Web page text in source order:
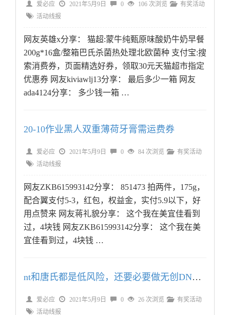
爱必应 2021年5月9日 0 106 次浏览
有奖活动
活动线报
网友英雄x分享： 猫超:蒙牛纯甄原味酸奶牛奶早餐
200g*16盒/整箱巴氏杀菌热处理北欧菌种 支付宝:搜
索消费券，页面精选好券，领取30元天猫超市指定
优惠券 网友kiviawlj13分享： 最后多少一箱 网友
ada4124分享： 多少钱一箱 …
20-10作业黑人双重薄荷牙膏需运费券
爱必应 2021年5月9日 0 84 次浏览
有奖活动
活动线报
网友ZKB615993142分享： 851473 拍两件，175g，
配合翼支付5-3，红包，权益金，实付5.9以下，好
用点赞来 网友蒋礼貌分享： 这个我在美宜佳看到
过，4块钱 网友ZKB615993142分享： 这个我在美
宜佳看到过，4块钱 …
nt和唐氏都是低风险，还要必要做无创DNA吗
爱必应 2021年5月9日 0 26 次浏览
有奖活动
活动线报